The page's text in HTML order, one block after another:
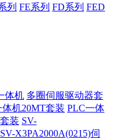
列 FE系列 FD系列 FED
体机 多圈伺服驱动器套
体机20MT套装 PLC一体
装 SV-
SV-X3PA2000A(0215)伺